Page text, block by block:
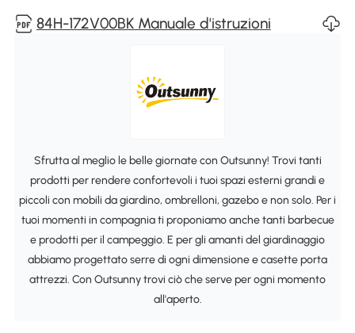
84H-172V00BK Manuale d'istruzioni
Sfrutta al meglio le belle giornate con Outsunny! Trovi tanti
prodotti per rendere confortevoli i tuoi spazi esterni grandi e
piccoli con mobili da giardino, ombrelloni, gazebo e non solo. Per i
tuoi momenti in compagnia ti proponiamo anche tanti barbecue
e prodotti per il campeggio. E per gli amanti del giardinaggio
abbiamo progettato serre di ogni dimensione e casette porta
attrezzi. Con Outsunny trovi ciò che serve per ogni momento
all'aperto.